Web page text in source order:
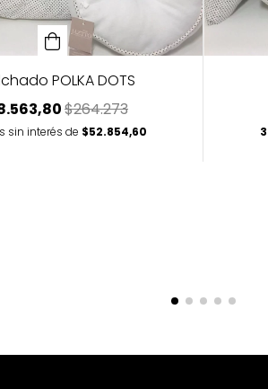
POLKA DOTS
$264.273
sin interés de $52.854,60 3